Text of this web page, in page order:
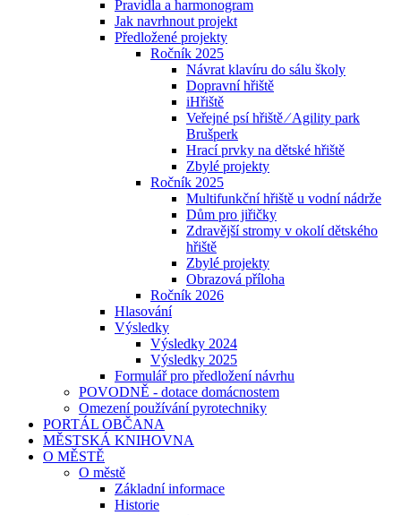
Pravidla a harmonogram
Jak navrhnout projekt
Předložené projekty
Ročník 2025
Návrat klavíru do sálu školy
Dopravní hřiště
iHřiště
Veřejné psí hřiště ⁄ Agility park
Brušperk
Hrací prvky na dětské hřiště
Zbylé projekty
Ročník 2025
Multifunkční hřiště u vodní nádrže
Dům pro jiřičky
Zdravější stromy v okolí dětského
hřiště
Zbylé projekty
Obrazová příloha
Ročník 2026
Hlasování
Výsledky
Výsledky 2024
Výsledky 2025
Formulář pro předložení návrhu
POVODNĚ - dotace domácnostem
Omezení používání pyrotechniky
PORTÁL OBČANA
MĚSTSKÁ KNIHOVNA
O MĚSTĚ
O městě
Základní informace
Historie